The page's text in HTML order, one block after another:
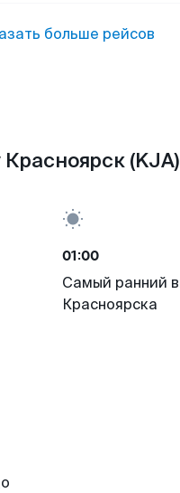
больше рейсов
01:00
Самый ранний
Красноярска